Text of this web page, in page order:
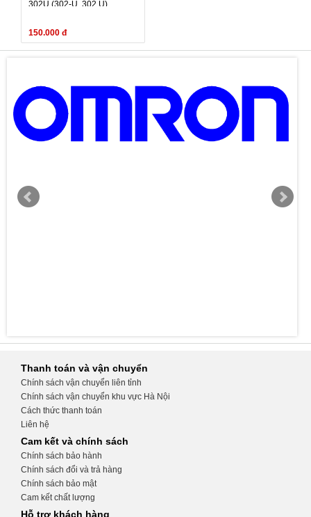
302U (302-U, 302 U)
150.000 đ
Thanh toán và vận chuyển
Chính sách vận chuyển liên tỉnh
Chính sách vận chuyển khu vực Hà Nội
Cách thức thanh toán
Liên hệ
Cam kết và chính sách
Chính sách bảo hành
Chính sách đổi và trả hàng
Chính sách bảo mật
Cam kết chất lượng
Hỗ trợ khách hàng